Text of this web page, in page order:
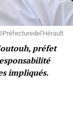
préfet
impliqués.